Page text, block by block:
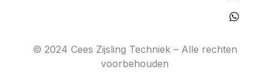
© 2024 Cees Zijsling Techniek – Alle rechten
voorbehouden